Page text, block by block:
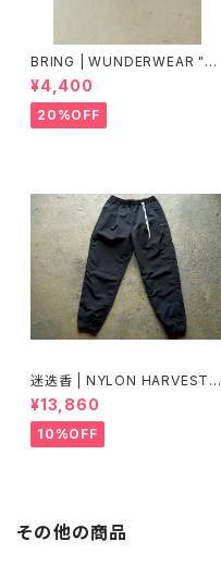
BRING | WUNDERWEAR "O
NE" 50/50
¥4,400
20%OFF
迷迭香 | NYLON HARVEST T
RAINER Ver.2025 Lot.3
¥13,860
10%OFF
その他の商品